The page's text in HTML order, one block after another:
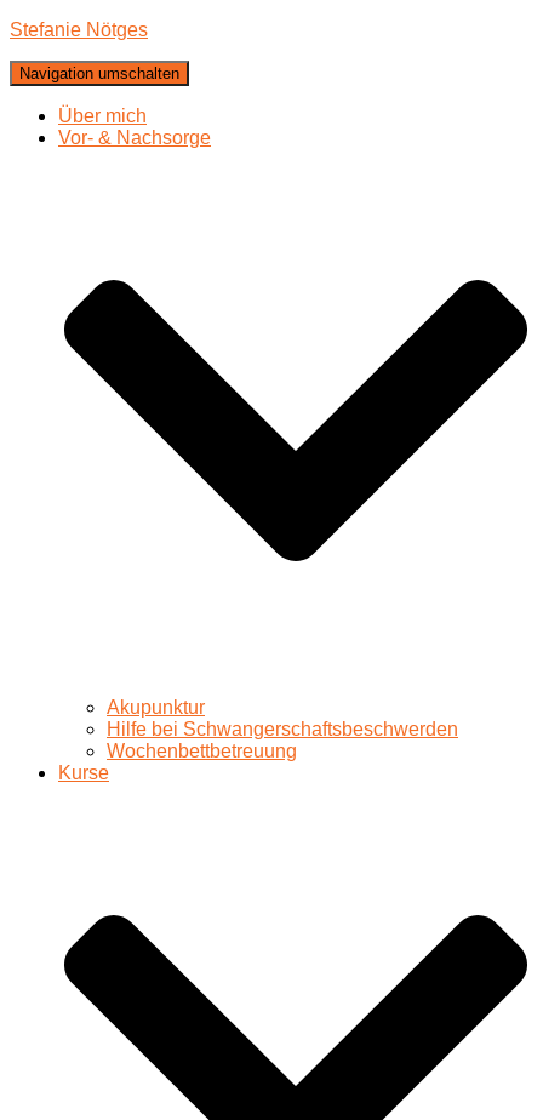
Stefanie Nötges
Navigation umschalten
Über mich
Vor- & Nachsorge
Akupunktur
Hilfe bei Schwangerschaftsbeschwerden
Wochenbettbetreuung
Kurse